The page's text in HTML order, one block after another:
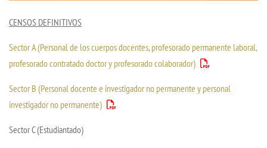
CENSOS DEFINITIVOS
Sector A (Personal de los cuerpos docentes, profesorado permanente laboral,
profesorado contratado doctor y profesorado colaborador)
Sector B (Personal docente e investigador no permanente y personal
investigador no permanente)
Sector C (Estudiantado)